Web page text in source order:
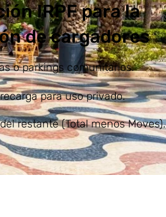
IRPF para la
de cargadores
o parkings comunitarios.
para uso privado.
restante (Total menos Moves).